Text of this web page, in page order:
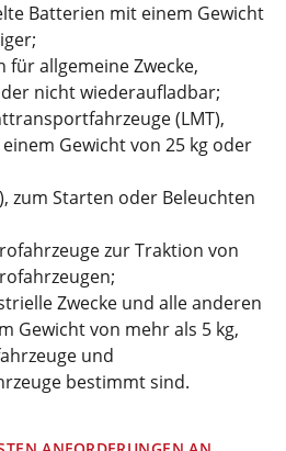
Batterien mit einem Gewicht
für allgemeine Zwecke,
nicht wiederaufladbar;
(LMT),
Gewicht von 25 kg oder
zum Starten oder Beleuchten
zur Traktion von
Zwecke und alle anderen
Gewicht von mehr als 5 kg,
und
bestimmt sind.